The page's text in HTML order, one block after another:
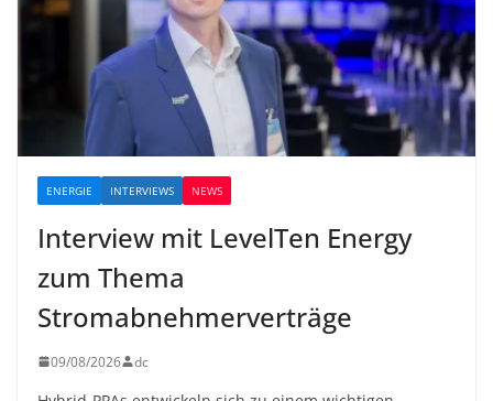
ENERGIE INTERVIEWS NEWS
Interview mit LevelTen Energy
zum Thema
Stromabnehmerverträge
09/08/2026 dc